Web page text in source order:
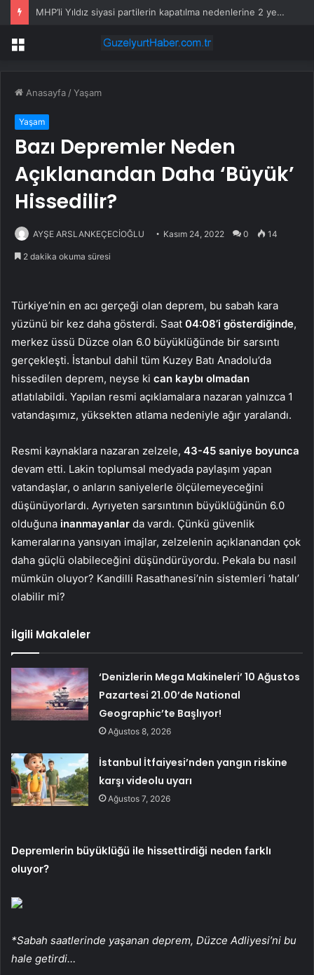
MHP’li Yıldız siyasi partilerin kapatılma nedenlerine 2 yeni öneri
Menü
Anasayfa /Yaşam
Yaşam
Bazı Depremler Neden
Açıklanandan Daha ‘Büyük’
Hissedilir?
AYŞE ARSLANKEÇECİOĞLU Kasım 24, 2022 0 14
2 dakika okuma süresi
Türkiye’nin en acı gerçeği olan deprem, bu sabah kara
yüzünü bir kez daha gösterdi. Saat 04:08’i gösterdiğinde,
merkez üssü Düzce olan 6.0 büyüklüğünde bir sarsıntı
gerçekleşti. İstanbul dahil tüm Kuzey Batı Anadolu’da
hissedilen deprem, neyse ki can kaybı olmadan
atlatılabildi. Yapılan resmi açıklamalara nazaran yalnızca 1
vatandaşımız, yüksekten atlama nedeniyle ağır yaralandı.
Resmi kaynaklara nazaran zelzele, 43-45 saniye boyunca
devam etti. Lakin toplumsal medyada paylaşım yapan
vatandaşlar, o anların saniyelerle ölçülemeyeceğini
düşünüyorlardı. Ayrıyeten sarsıntının büyüklüğünün 6.0
olduğuna inanmayanlar da vardı. Çünkü güvenlik
kameralarına yansıyan imajlar, zelzelenin açıklanandan çok
daha güçlü olabileceğini düşündürüyordu. Pekala bu nasıl
mümkün oluyor? Kandilli Rasathanesi’nin sistemleri ‘hatalı’
olabilir mi?
İlgili Makaleler
‘Denizlerin Mega Makineleri’ 10 Ağustos
Pazartesi 21.00’de National
Geographic’te Başlıyor!
Ağustos 8, 2026
İstanbul İtfaiyesi’nden yangın riskine
karşı videolu uyarı
Ağustos 7, 2026
Depremlerin büyüklüğü ile hissettirdiği neden farklı
oluyor?
*Sabah saatlerinde yaşanan deprem, Düzce Adliyesi’ni bu
hale getirdi…